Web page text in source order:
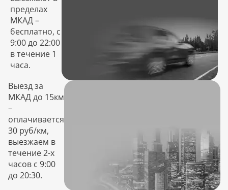
пределах
МКАД –
бесплатно, с
9:00 до 22:00
в течение 1
часа.
Выезд за
МКАД до 15км
–
оплачивается
30 руб/км,
выезжаем в
течение 2-х
часов с 9:00
до 20:30.